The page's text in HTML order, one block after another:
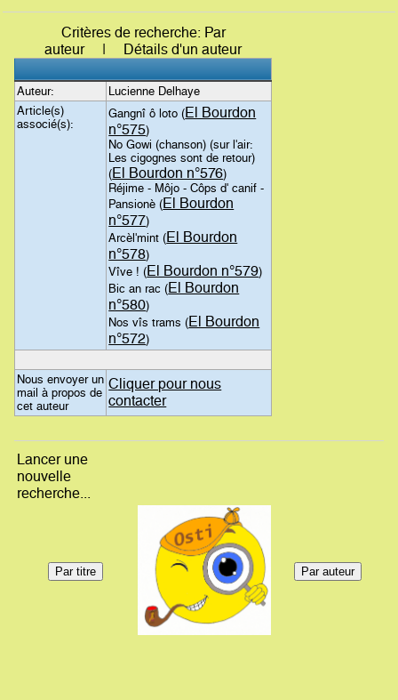
Critères de recherche: Par
auteur | Détails d'un auteur
Auteur:
Lucienne Delhaye
Article(s)
associé(s):
Gangnî ô loto (El Bourdon
n°575)
No Gowi (chanson) (sur l'air:
Les cigognes sont de retour)
(El Bourdon n°576)
Réjime - Môjo - Côps d' canif -
Pansionè (El Bourdon
n°577)
Arcèl'mint (El Bourdon
n°578)
Vîve ! (El Bourdon n°579)
Bic an rac (El Bourdon
n°580)
Nos vîs trams (El Bourdon
n°572)
Nous envoyer un
mail à propos de
cet auteur
Cliquer pour nous
contacter
Lancer une
nouvelle
recherche...